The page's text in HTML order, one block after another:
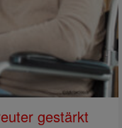
gestärkt